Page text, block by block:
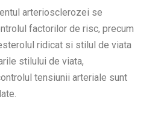
arteriosclerozei se
factorilor de risc, precum
ridicat si stilul de viata
stilului de viata,
tensiunii arteriale sunt